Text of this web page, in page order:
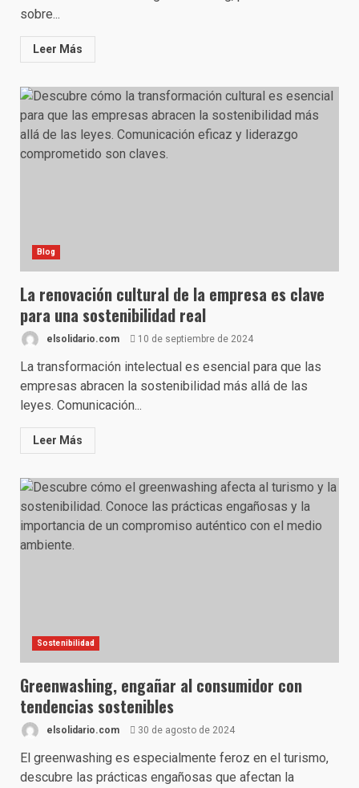
sobre...
Leer Más
Blog
La renovación cultural de la empresa es clave
para una sostenibilidad real
elsolidario.com 10 de septiembre de 2024
La transformación intelectual es esencial para que las
empresas abracen la sostenibilidad más allá de las
leyes. Comunicación...
Leer Más
Sostenibilidad
Greenwashing, engañar al consumidor con
tendencias sostenibles
elsolidario.com 30 de agosto de 2024
El greenwashing es especialmente feroz en el turismo,
descubre las prácticas engañosas que afectan la